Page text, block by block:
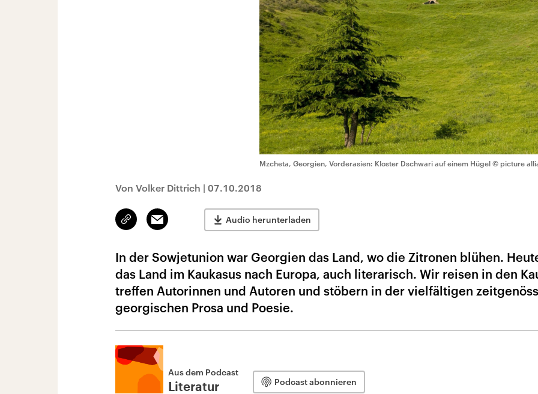
Mzcheta, Georgien, Vorderasien: Kloster Dschwari auf einem Hügel © picture
Von Volker Dittrich | 07.10.2018
Link
kopieren/teilen
Email Audio herunterladen
In der Sowjetunion war Georgien das Land, wo die Zitronen blühen.
das Land im Kaukasus nach Europa, auch literarisch. Wir reisen in den
treffen Autorinnen und Autoren und stöbern in der vielfältigen
georgischen Prosa und Poesie.
Aus dem Podcast
Literatur Podcast abonnieren